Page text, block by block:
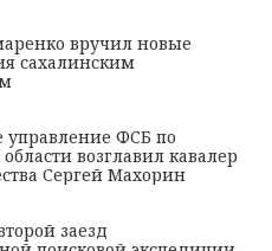
вручил новые
сахалинским
управление ФСБ по
возглавил кавалер
Сергей Махорин
заезд